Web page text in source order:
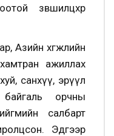
зөвшилцөхөөр
Азийн хөгжлийн
ажиллах
санхүү, эрүүл
байгаль орчны
салбарт
Эдгээр